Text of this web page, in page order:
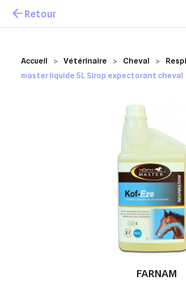
Mes favoris
Accueil Vétérinaire Cheval
master liquide 5L Sirop expectorant cheval
Retour
FARNAM